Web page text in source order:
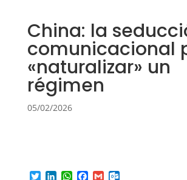
China: la
comunicacional
«naturalizar» un
régimen
05/02/2026
T
L
W F
G
O